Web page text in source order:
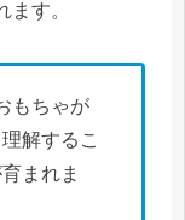
す。
もちゃが
解するこ
まれま